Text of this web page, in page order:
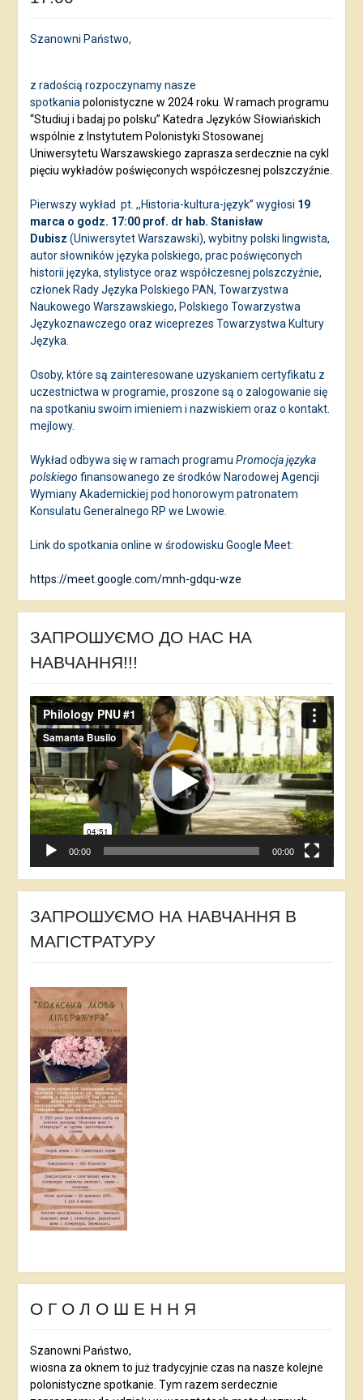
Szanowni Państwo,
z radością rozpoczynamy nasze
spotkaniapolonistyczne w 2024 roku. W ramach programu
“Studiuj i badaj po polsku” Katedra Języków Słowiańskich
wspólnie z Instytutem Polonistyki Stosowanej
Uniwersytetu Warszawskiego zaprasza serdecznie na cykl
pięciu wykładów poświęconych współczesnej polszczyźnie.
Pierwszy wykład pt. ,,Historia-kultura-język” wygłosi 19
marca o godz. 17:00 prof. dr hab. Stanisław
Dubisz (Uniwersytet Warszawski), wybitny polski lingwista,
autor słowników języka polskiego, prac poświęconych
historii języka, stylistyce oraz współczesnej polszczyźnie,
członek Rady Języka Polskiego PAN, Towarzystwa
Naukowego Warszawskiego, Polskiego Towarzystwa
Językoznawczego oraz wiceprezes Towarzystwa Kultury
Języka.
Osoby, które są zainteresowane uzyskaniem certyfikatu z
uczestnictwa w programie, proszone są o zalogowanie się
na spotkaniu swoim imieniem i nazwiskiem oraz o kontakt.
mejlowy.
Wykład odbywa się w ramach programu Promocja języka
polskiego finansowanego ze środków Narodowej Agencji
Wymiany Akademickiej pod honorowym patronatem
Konsulatu Generalnego RP we Lwowie.
Link do spotkania online w środowisku Google Meet:
https://meet.google.com/mnh-gdqu-wze
ЗАПРОШУЄМО ДО НАС НА
НАВЧАННЯ!!!
Відеопрогравач
00:00 00:00
ЗАПРОШУЄМО НА НАВЧАННЯ В
МАГІСТРАТУРУ
О Г О Л О Ш Е Н Н Я
Szanowni Państwo,
wiosna za oknem to już tradycyjnie czas na nasze kolejne
polonistyczne spotkanie. Tym razem serdecznie